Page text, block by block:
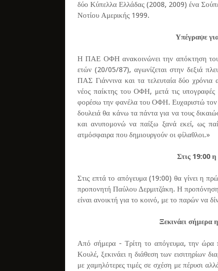
δύο Κύπελλα Ελλάδας (2008, 2009) ένα
Νοτίου Αμερικής 1999.
Υπέγραψε
Η ΠΑΕ ΟΦΗ ανακοινώνει την απόκτηση του
ετών (20/05/87), αγωνίζεται στην δεξιά
ΠΑΣ Γιάννινα και τα τελευταία δύο
νέος παίκτης του ΟΦΗ, μετά τις
φορέσω την φανέλα του ΟΦΗ. Ευχαριστώ τον
δουλειά θα κάνω τα πάντα για να τους
και ανυπομονώ να παίξω ξανά εκεί, ως
ατμόσφαιρα που δημιουργούν οι φίλαθλοι.»
Στις 19:00
Στις επτά το απόγευμα (19:00) θα γίνει η
προπονητή Παύλου Δερμιτζάκη. Η προπόνηση
είναι ανοικτή για το κοινό, με το παρών να
Ξεκινάει σήμερα
Από σήμερα - Τρίτη το απόγευμα, την ώρα
Κουλέ, ξεκινάει η διάθεση των εισιτηρίων
με χαμηλότερες τιμές σε σχέση με πέρυσι